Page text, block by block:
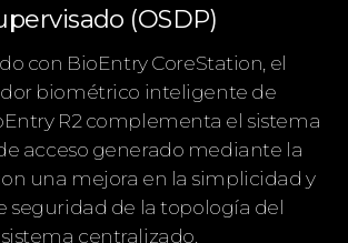
(OSDP)
con BioEntry CoreStation, el
biométrico inteligente de
R2 complementa el sistema
acceso generado mediante la
una mejora en la simplicidad y
seguridad de la topología del
sistema centralizado.